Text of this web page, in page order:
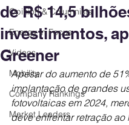
Opinion & Columnists
Energy in Focus
Videos
Mobility
Company Rankings
Market Leaders
de R$ 14,5
investimentos,
Greener
Apesar do aumento de
implantação de grandes
fotovoltaicas em 2024,
deve enfrentar retração